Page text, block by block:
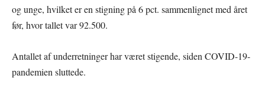
og unge, hvilket er en stigning på 6 pct. sammenlignet med året
før, hvor tallet var 92.500.
Antallet af underretninger har været stigende, siden COVID-19-
pandemien sluttede.